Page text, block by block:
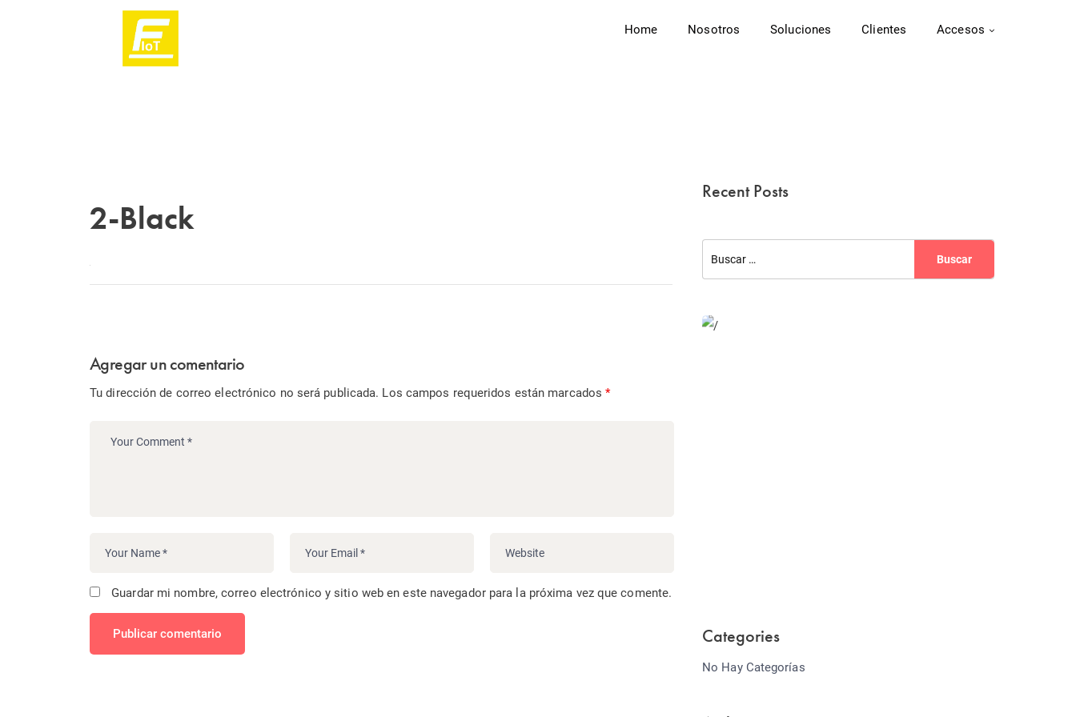
Home Nosotros Soluciones Clientes Accesos
2-Black
Agregar un comentario
Tu dirección de correo electrónico no será publicada. Los campos requeridos están marcados*
Guardar mi nombre, correo electrónico y sitio web en este navegador para la próxima vez que comente.
Publicar comentario
Recent Posts
Categories
No Hay Categorías